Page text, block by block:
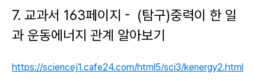
7. 교과서 163페이지 - (탐구)중력이 한 일
과 운동에너지 관계 알아보기
https://sciencej1.cafe24.com/html5/sci3/kenergy2.html